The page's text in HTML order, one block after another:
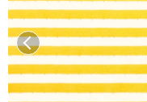
前へ